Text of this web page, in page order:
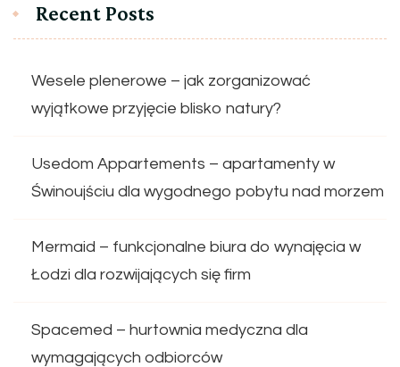
Recent Posts
Wesele plenerowe – jak zorganizować
wyjątkowe przyjęcie blisko natury?
Usedom Appartements – apartamenty w
Świnoujściu dla wygodnego pobytu nad morzem
Mermaid – funkcjonalne biura do wynajęcia w
Łodzi dla rozwijających się firm
Spacemed – hurtownia medyczna dla
wymagających odbiorców